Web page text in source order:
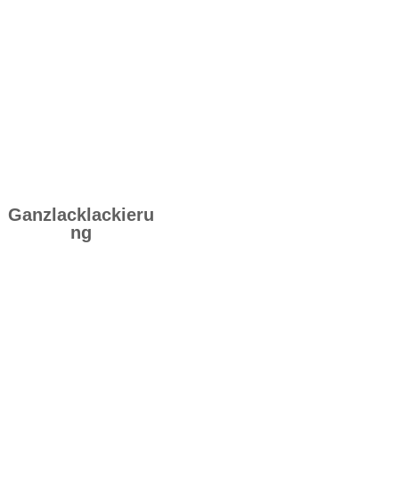
Ganzlacklackieru
ng